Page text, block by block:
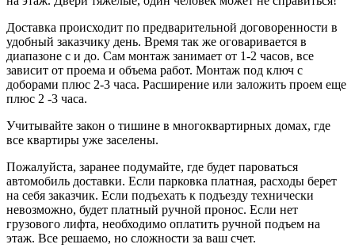
Доставка происходит по предварительной договоренности в
удобный заказчику день. Время так же оговаривается в
диапазоне с и до. Сам монтаж занимает от 1-2 часов, все
зависит от проема и объема работ. Монтаж под ключ с
доборами плюс 2-3 часа. Расширение или заложить проем еще
плюс 2 -3 часа.
Учитывайте закон о тишине в многоквартирных домах, где
все квартиры уже заселены.
Пожалуйста, заранее подумайте, где будет пароваться
автомобиль доставки. Если парковка платная, расходы берет
на себя заказчик. Если подъехать к подъезду технически
невозможно, будет платный ручной пронос. Если нет
грузового лифта, необходимо оплатить ручной подъем на
этаж. Все решаемо, но сложности за ваш счет.